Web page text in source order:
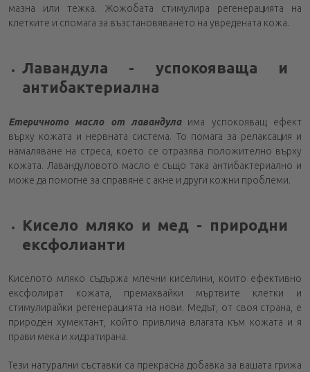
мазна или тежка. Жожобата стимулира регенерацията на
клетките и спомага за възстановяването на увредената кожа.
Лавандула - успокояваща и
антибактериална
Етеричното масло от лавандулаима успокояващ ефект
върху кожата и нервната система. То помага за релаксация и
намаляване на стреса, което се отразява положително върху
кожата. Лавандуловото масло е също така антибактериално и
може да помогне за справяне с акне и други кожни проблеми.
Кисело мляко и мед - природни
ексфолианти
Киселото мляко съдържа млечни киселини, които ефективно
ексфолират кожата, премахвайки мъртвите клетки и
стимулирайки регенерацията на нови. Медът, от своя страна, е
природен хумектант, който привлича влагата към кожата и я
прави мека и хидратирана.
Тези натурални съставки са прекрасна добавка за вашата грижа